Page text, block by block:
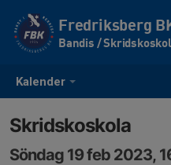
Kalender
Fredriksberg
Bandis /
Skridskoskola
Söndag 19 feb 2023,